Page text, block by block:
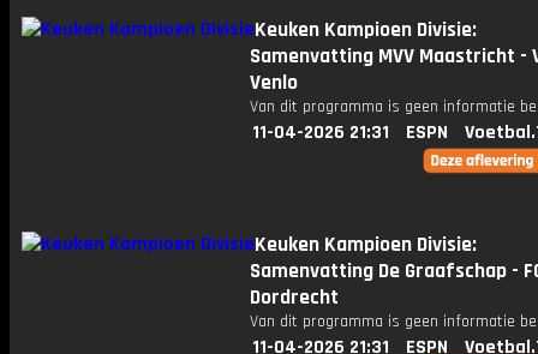
Keuken Kampioen Divisie:
Samenvatting MVV Maastricht -
Venlo
Van dit programma is geen informatie
11-04-2026 21:31 ESPN
Keuken Kampioen Divisie:
Samenvatting De Graafschap -
Dordrecht
Van dit programma is geen informatie
11-04-2026 21:31 ESPN